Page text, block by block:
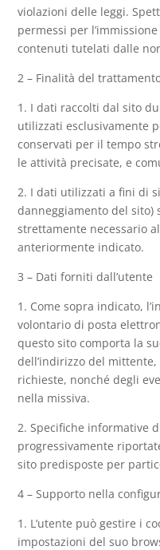
violazioni delle leggi.
permessi per
contenuti tutelati dalle
2 – Finalità del
1. I dati raccolti dal sito
utilizzati esclusivamente
conservati per il tempo
le attività precisate, e
2. I dati utilizzati a fini di
danneggiamento del sito)
strettamente necessario
anteriormente indicato.
3 – Dati forniti dall’utente
1. Come sopra indicato,
volontario di posta
questo sito comporta la
dell’indirizzo del
richieste, nonché degli
nella missiva.
2. Specifiche informative
progressivamente
sito predisposte per
4 – Supporto nella
1. L’utente può gestire i
impostazioni del suo